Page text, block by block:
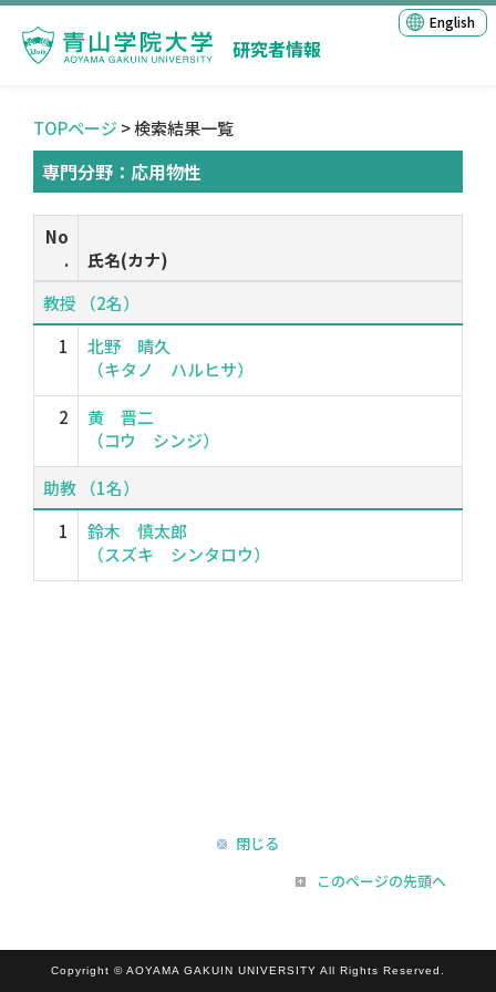
研究者情報
English
TOPページ > 検索結果一覧
専門分野：応用物性
No
.
氏名(カナ)
教授 （2名）
1
北野 晴久
（キタノ ハルヒサ）
2
黄 晋二
（コウ シンジ）
助教 （1名）
1
鈴木 慎太郎
（スズキ シンタロウ）
閉じる
このページの先頭へ
Copyright © AOYAMA GAKUIN UNIVERSITY All Rights Reserved.